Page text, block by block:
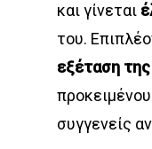
και γίνεται
του.
εξέταση
συγγενείς